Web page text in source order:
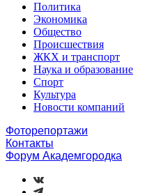
Политика
Экономика
Общество
Происшествия
ЖКХ и транспорт
Наука и образование
Спорт
Культура
Новости компаний
Фоторепортажи
Контакты
Форум Академгородка